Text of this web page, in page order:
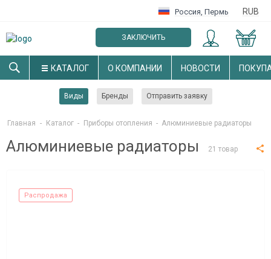
Россия, Пермь RUB
ЗАКЛЮЧИТЬ
ОПТОВЫЙ ДОГОВОР
КАТАЛОГ О КОМПАНИИ НОВОСТИ
Виды Бренды Отправить заявку
Главная - Каталог - Приборы отопления - Алюминиевые радиаторы
Алюминиевые радиаторы 21 товар
Распродажа